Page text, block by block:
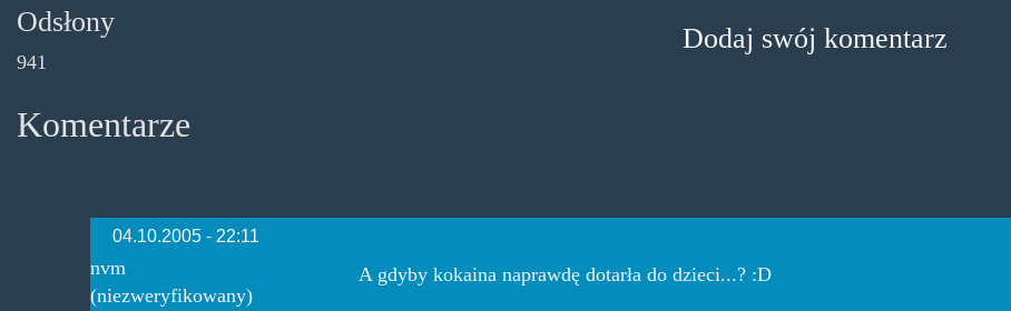
Odsłony
941
Dodaj swój komentarz
Komentarze
04.10.2005 - 22:11
nvm
(niezweryfikowany)
A gdyby kokaina naprawdę dotarła do dzieci...? :D